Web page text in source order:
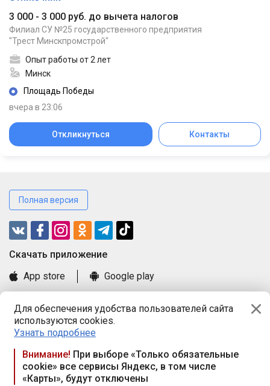
Для обеспечения удобства пользователей сайта
используются cookies.
Узнать подробнее
Внимание! При выборе «Только обязательные
cookie» все сервисы Яндекс, в том числе
«Карты», будут отключены
3 000 - 3 000 руб. до вычета налогов
Филиал СУ №25 государственного предприятия
"Трест Минскпромстрой"
Опыт работы от 2 лет
Минск
Площадь Победы
вчера в 23:06
Откликнуться Контакты
Полная версия
Cкачать приложение
App store
Google play
Книга замечаний и предложений
Правила и документы
Praca.by © 2000—2026, ООО «ПРАЦА БАЙ»
Республика Беларусь, 220114, г. Минск, пр-т Независимости
117а, пом. № 9.